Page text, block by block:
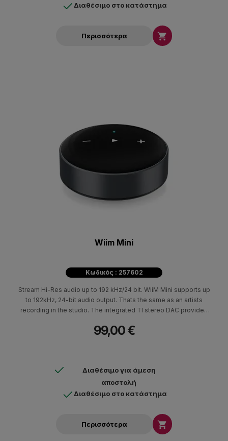
Διαθέσιμο στο κατάστημα
Περισσότερα 
Wiim Mini
Κωδικός : 257602
Stream Hi-Res audio up to 192 kHz/24 bit. WiiM Mini supports up
to 192kHz, 24-bit audio output. Thats the same as an artists
recording in the studio. The integrated TI stereo DAC provides
range, and -92dB THD+N performance.
99,00 €
Διαθέσιμο για άμεση
αποστολή
Διαθέσιμο στο κατάστημα
Περισσότερα 